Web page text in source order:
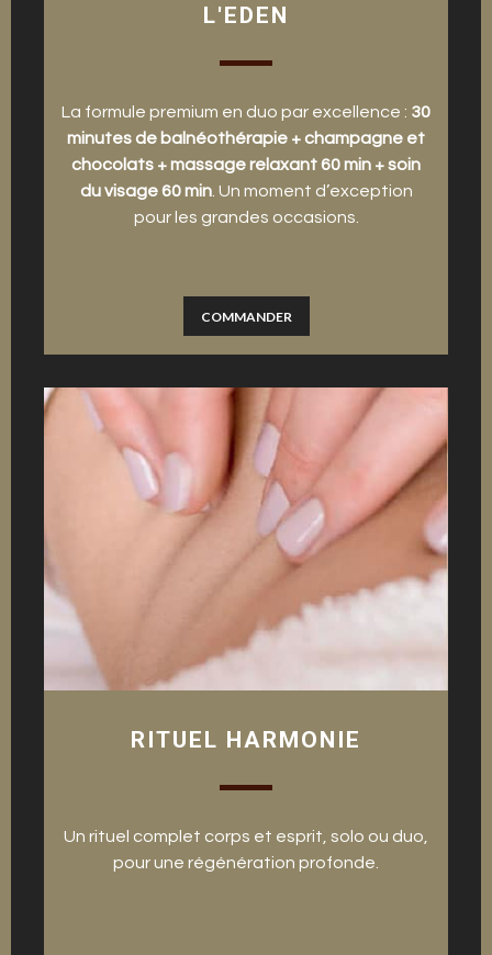
L'EDEN
La formule premium en duo par excellence : 30
minutes de balnéothérapie + champagne et
chocolats + massage relaxant 60 min + soin
du visage 60 min. Un moment d’exception
pour les grandes occasions.
COMMANDER
RITUEL HARMONIE
Un rituel complet corps et esprit, solo ou duo,
pour une régénération profonde.